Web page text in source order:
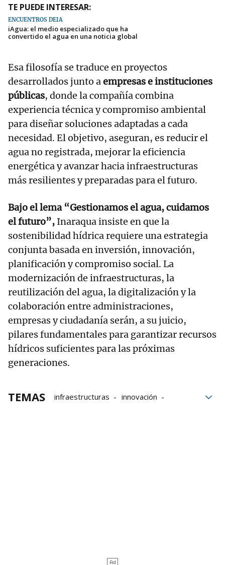
TE PUEDE INTERESAR:
ENCUENTROS DEIA
iAgua: el medio especializado que ha
convertido el agua en una noticia global
Esa filosofía se traduce en proyectos
desarrollados junto aempresas e instituciones
públicas, donde la compañía combina
experiencia técnica y compromiso ambiental
para diseñar soluciones adaptadas a cada
necesidad. El objetivo, aseguran, es reducir el
agua no registrada, mejorar la eficiencia
energética y avanzar hacia infraestructuras
más resilientes y preparadas para el futuro.
Bajo el lema “Gestionamos el agua, cuidamos
el futuro”, Inaraqua insiste en que la
sostenibilidad hídrica requiere una estrategia
conjunta basada en inversión, innovación,
planificación y compromiso social. La
modernización de infraestructuras, la
reutilización del agua, la digitalización y la
colaboración entre administraciones,
empresas y ciudadanía serán, a su juicio,
pilares fundamentales para garantizar recursos
hídricos suficientes para las próximas
generaciones.
TEMAS infraestructuras
innovación